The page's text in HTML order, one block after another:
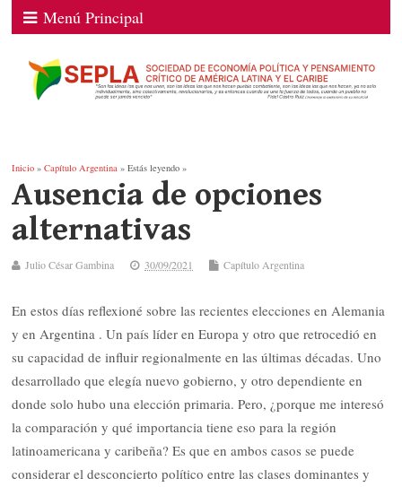
Menú Principal
Inicio »Capítulo Argentina » Estás leyendo »
Ausencia de opciones
alternativas
Julio César Gambina 30/09/2021 Capítulo Argentina
En estos días reflexioné sobre las recientes elecciones en Alemania
y en Argentina . Un país líder en Europa y otro que retrocedió en
su capacidad de influir regionalmente en las últimas décadas. Uno
desarrollado que elegía nuevo gobierno, y otro dependiente en
donde solo hubo una elección primaria. Pero, ¿porque me interesó
la comparación y qué importancia tiene eso para la región
latinoamericana y caribeña? Es que en ambos casos se puede
considerar el desconcierto político entre las clases dominantes y